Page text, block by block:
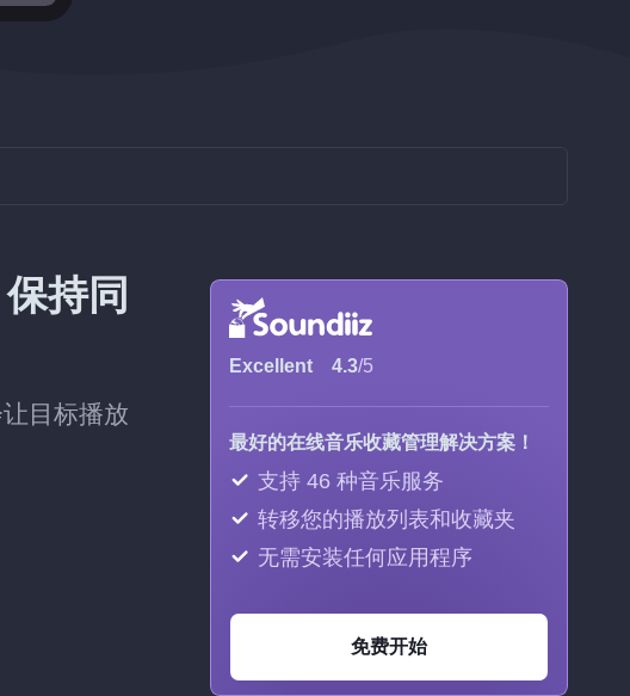
持同
目标播放
Excellent 4.3/5
最好的在线音乐收藏管理解决方案！
支持 46 种音乐服务
转移您的播放列表和收藏夹
无需安装任何应用程序
免费开始